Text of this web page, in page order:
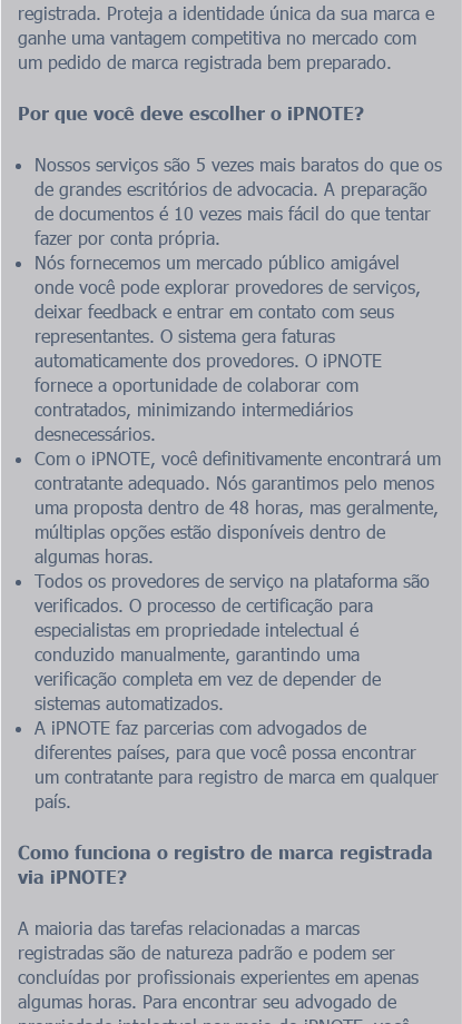
registrada. Proteja a identidade única da sua marca e
ganhe uma vantagem competitiva no mercado com
um pedido de marca registrada bem preparado.
Por que você deve escolher o iPNOTE?
Nossos serviços são 5 vezes mais baratos do que os
de grandes escritórios de advocacia. A preparação
de documentos é 10 vezes mais fácil do que tentar
fazer por conta própria.
Nós fornecemos um mercado público amigável
onde você pode explorar provedores de serviços,
deixar feedback e entrar em contato com seus
representantes. O sistema gera faturas
automaticamente dos provedores. O iPNOTE
fornece a oportunidade de colaborar com
contratados, minimizando intermediários
desnecessários.
Com o iPNOTE, você definitivamente encontrará um
contratante adequado. Nós garantimos pelo menos
uma proposta dentro de 48 horas, mas geralmente,
múltiplas opções estão disponíveis dentro de
algumas horas.
Todos os provedores de serviço na plataforma são
verificados. O processo de certificação para
especialistas em propriedade intelectual é
conduzido manualmente, garantindo uma
verificação completa em vez de depender de
sistemas automatizados.
A iPNOTE faz parcerias com advogados de
diferentes países, para que você possa encontrar
um contratante para registro de marca em qualquer
país.
Como funciona o registro de marca registrada
via iPNOTE?
A maioria das tarefas relacionadas a marcas
registradas são de natureza padrão e podem ser
concluídas por profissionais experientes em apenas
algumas horas. Para encontrar seu advogado de